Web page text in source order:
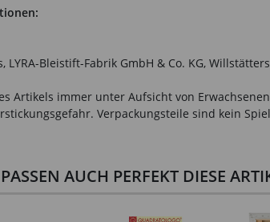
LYRA-Bleistift-Fabrik GmbH & Co. KG,
Artikels immer unter Aufsicht von
Verpackungsteile sind kein
AUCH PERFEKT DIESE